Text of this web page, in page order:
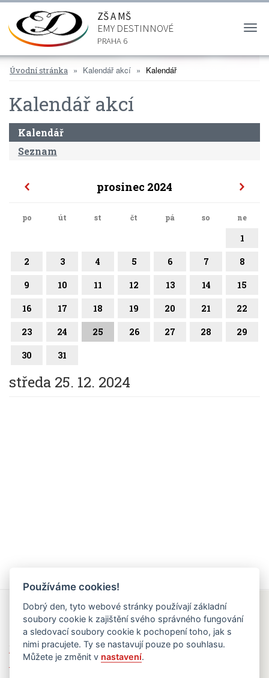
ZŠ A MŠ
EMY DESTINNOVÉ
PRAHA 6
Úvodní stránka Kalendář akcí Kalendář
Kalendář akcí
Kalendář
Seznam
prosinec 2024
po út st čt pá so ne
1
2 3 4 5 6 7 8
9 10 11 12 13 14 15
16 17 18 19 20 21 22
23 24 25 26 27 28 29
30 31
středa 25. 12. 2024
Rychlé odkazy
Elektronická žákovská knížka
Jídelní lístek
Používáme cookies!
Dobrý den, tyto webové stránky používají základní
soubory cookie k zajištění svého správného fungování
a sledovací soubory cookie k pochopení toho, jak s
nimi pracujete. Ty se nastavují pouze po souhlasu.
Můžete je změnit v nastavení.